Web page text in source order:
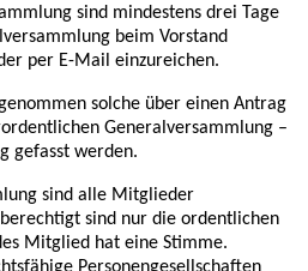
sind mindestens drei Tage
beim Vorstand
per E-Mail einzureichen.
solche über einen Antrag
Generalversammlung –
gefasst werden.
sind alle Mitglieder
sind nur die ordentlichen
Mitglied hat eine Stimme.